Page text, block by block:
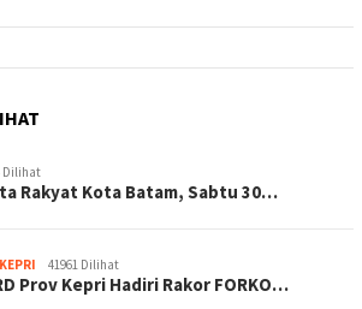
Dilihat
Rakyat Kota Batam, Sabtu 30…
KEPRI 41961 Dilihat
Prov Kepri Hadiri Rakor FORKO…